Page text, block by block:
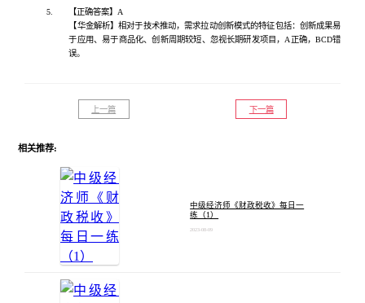
5. 【正确答案】 A
【华金解析】相对于技术推动，需求拉动创新模式的特征包括：创新成果易
于应用、易于商品化、创新周期较短、忽视长期研发项目， A正确，BCD错
误。
上一篇 下一篇
相关推荐:
中级经济师《财政税收》每日一
练（1）
2023-08-09